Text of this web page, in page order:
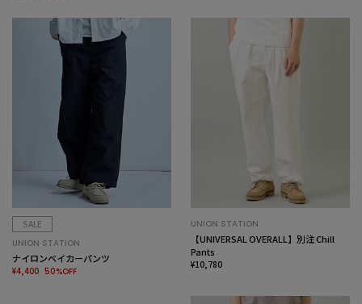
SALE
UNION STATION
ナイロンベイカーパンツ
¥4,400 50%OFF
UNION STATION
【UNIVERSAL OVERALL】別注 Chill
Pants
¥10,780